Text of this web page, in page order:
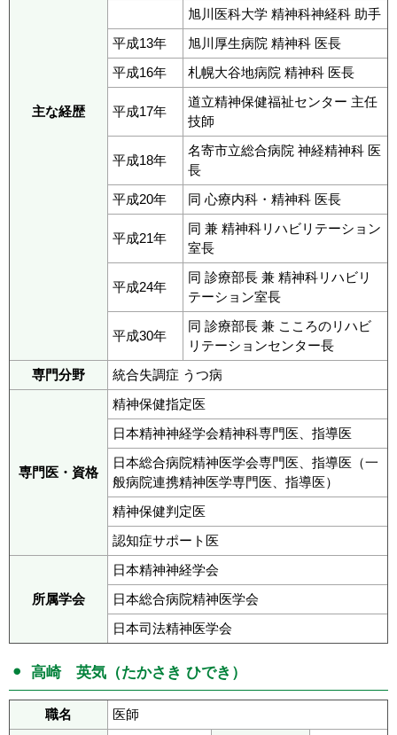
主な経歴
旭川医科大学 精神科神経科 助手
平成13年
旭川厚生病院 精神科 医長
平成16年
札幌大谷地病院 精神科 医長
平成17年
道立精神保健福祉センター 主任
技師
平成18年
名寄市立総合病院 神経精神科 医
長
平成20年
同 心療内科・精神科 医長
平成21年
同 兼 精神科リハビリテーション
室長
平成24年
同 診療部長 兼 精神科リハビリ
テーション室長
平成30年
同 診療部長 兼 こころのリハビ
リテーションセンター長
専門分野
統合失調症 うつ病
専門医・資格
精神保健指定医
日本精神神経学会精神科専門医、指導医
日本総合病院精神医学会専門医、指導医（一
般病院連携精神医学専門医、指導医）
精神保健判定医
認知症サポート医
所属学会
日本精神神経学会
日本総合病院精神医学会
日本司法精神医学会
高崎 英気（たかさき ひでき）
職名
医師